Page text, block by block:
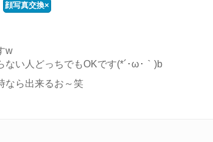
顔写真交換×
w
ない人どっちでもOKです(*´･ω･｀)b
なら出来るお～笑